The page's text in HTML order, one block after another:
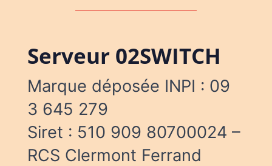
Serveur 02SWITCH
Marque déposée INPI : 09
3 645 279
Siret : 510 909 80700024 –
RCS Clermont Ferrand